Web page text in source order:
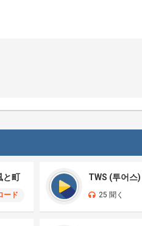
と町
ード
TWS (투어스
25 聞く